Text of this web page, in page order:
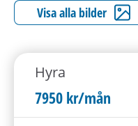
Visa alla bilder
Hyra
7950 kr/mån